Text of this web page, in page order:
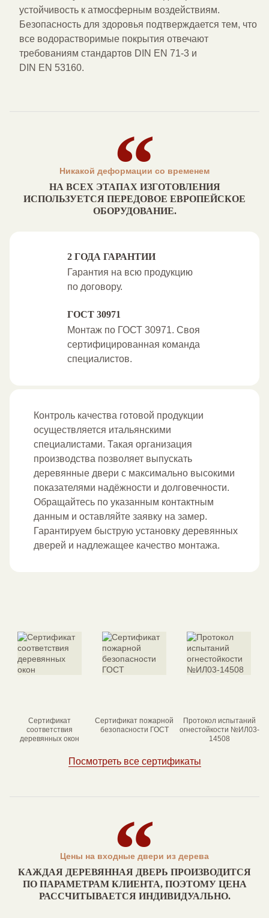
устойчивость к атмосферным воздействиям.
Безопасность для здоровья подтверждается тем, что
все водорастворимые покрытия отвечают
требованиям стандартов DIN EN 71-3 и
DIN EN 53160.
Никакой деформации со временем
НА ВСЕХ ЭТАПАХ ИЗГОТОВЛЕНИЯ
ИСПОЛЬЗУЕТСЯ ПЕРЕДОВОЕ ЕВРОПЕЙСКОЕ
ОБОРУДОВАНИЕ.
Сертификат
соответствия
деревянных окон
Сертификат пожарной
безопасности ГОСТ
Протокол испытаний
огнестойкости №ИЛ03-
14508
Посмотреть все сертификаты
2 ГОДА ГАРАНТИИ
Гарантия на всю продукцию
по договору.
ГОСТ 30971
Монтаж по ГОСТ 30971. Своя
сертифицированная команда
специалистов.
Контроль качества готовой продукции
осуществляется итальянскими
специалистами. Такая организация
производства позволяет выпускать
деревянные двери с максимально высокими
показателями надёжности и долговечности.
Обращайтесь по указанным контактным
данным и оставляйте заявку на замер.
Гарантируем быструю установку деревянных
дверей и надлежащее качество монтажа.
Цены на входные двери из дерева
КАЖДАЯ ДЕРЕВЯННАЯ ДВЕРЬ ПРОИЗВОДИТСЯ
ПО ПАРАМЕТРАМ КЛИЕНТА, ПОЭТОМУ ЦЕНА
РАССЧИТЫВАЕТСЯ ИНДИВИДУАЛЬНО.